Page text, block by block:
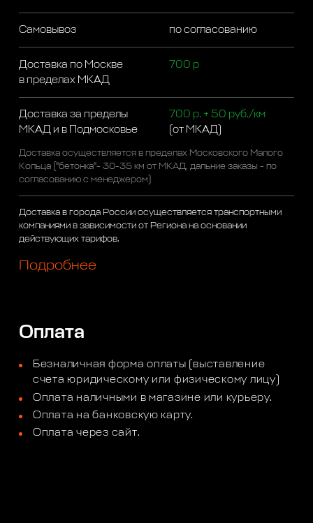
Самовывоз по согласованию
Доставка по Москве
в пределах МКАД
700 р
Доставка за пределы
МКАД и в Подмосковье
700 р. + 50 руб./км
(от МКАД)
Доставка осуществляется в пределах Московского Малого
Кольца ("бетонка"- 30-35 км от МКАД, дальние заказы - по
согласованию с менеджером)
Доставка в города России осуществляется транспортными
компаниями в зависимости от Региона на основании
действующих тарифов.
Подробнее
Оплата
Безналичная форма оплаты (выставление
счета юридическому или физическому лицу)
Оплата наличными в магазине или курьеру.
Оплата на банковскую карту.
Оплата через сайт.